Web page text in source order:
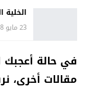
الخلية
23 مايو 2018
في حالة أعجبك
مقالات أخرى،